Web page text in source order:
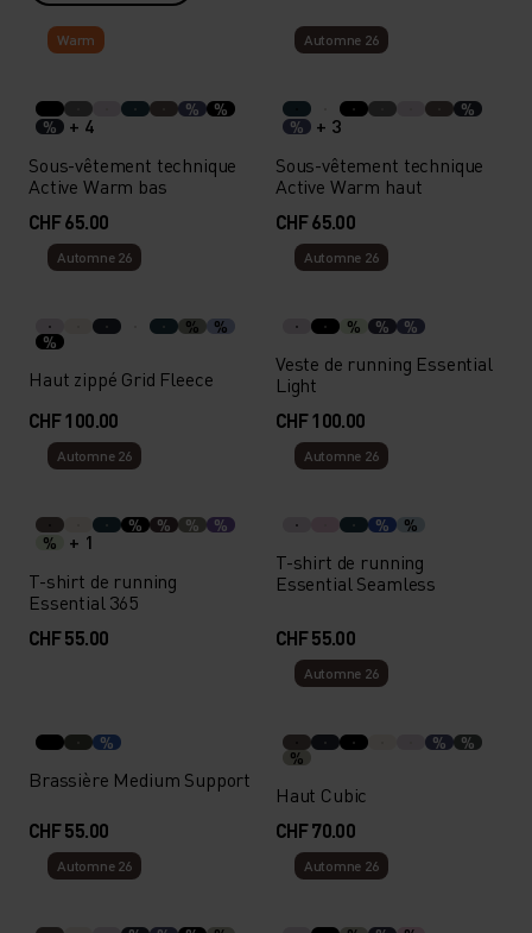
Warm
%
%
%
+ 4
Sous-vêtement technique
Active Warm bas
CHF 65.00
Automne 26
%
%
+ 3
Sous-vêtement technique
Active Warm haut
CHF 65.00
Automne 26
% %
%
Haut zippé Grid Fleece
CHF 100.00
Automne 26
% % %
Veste de running Essential
Light
CHF 100.00
Automne 26
% % %
%
%
+ 1
T-shirt de running
Essential 365
CHF 55.00
Automne 26
% %
T-shirt de running
Essential Seamless
CHF 55.00
%
Brassière Medium Support
CHF 55.00
Automne 26
% %
%
Haut Cubic
CHF 70.00
Automne 26 Automne 26